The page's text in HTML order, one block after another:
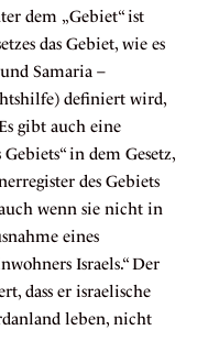
dem „Gebiet“ ist
das Gebiet, wie es
Samaria –
definiert wird,
gibt auch eine
in dem Gesetz,
des Gebiets
wenn sie nicht in
eines
Israels.“ Der
dass er israelische
leben, nicht